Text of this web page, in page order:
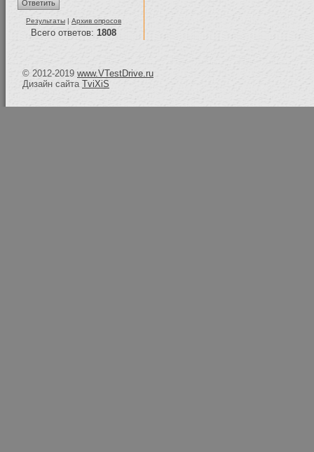
Результаты | Архив опросов
Всего ответов: 1808
© 2012-2019 www.VTestDrive.ru
Дизайн сайта TviXiS